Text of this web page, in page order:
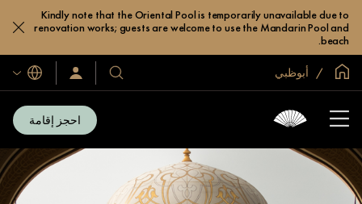
Kindly note that the Oriental Pool is temporarily unavailable due to
renovation works; guests are welcome to use the Mandarin Pool and
beach.
الصفحة الرئيسية العالمية
أبوظبي
فنادقنا
ومنتجعاتنا
سجّل
الدخول/
اللغات
احجز إقامة